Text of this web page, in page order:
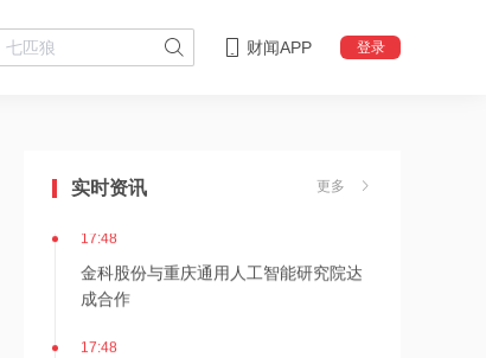
财闻APP 登录
实时资讯 更多
17:48
金科股份与重庆通用人工智能研究院达
成合作
17:48